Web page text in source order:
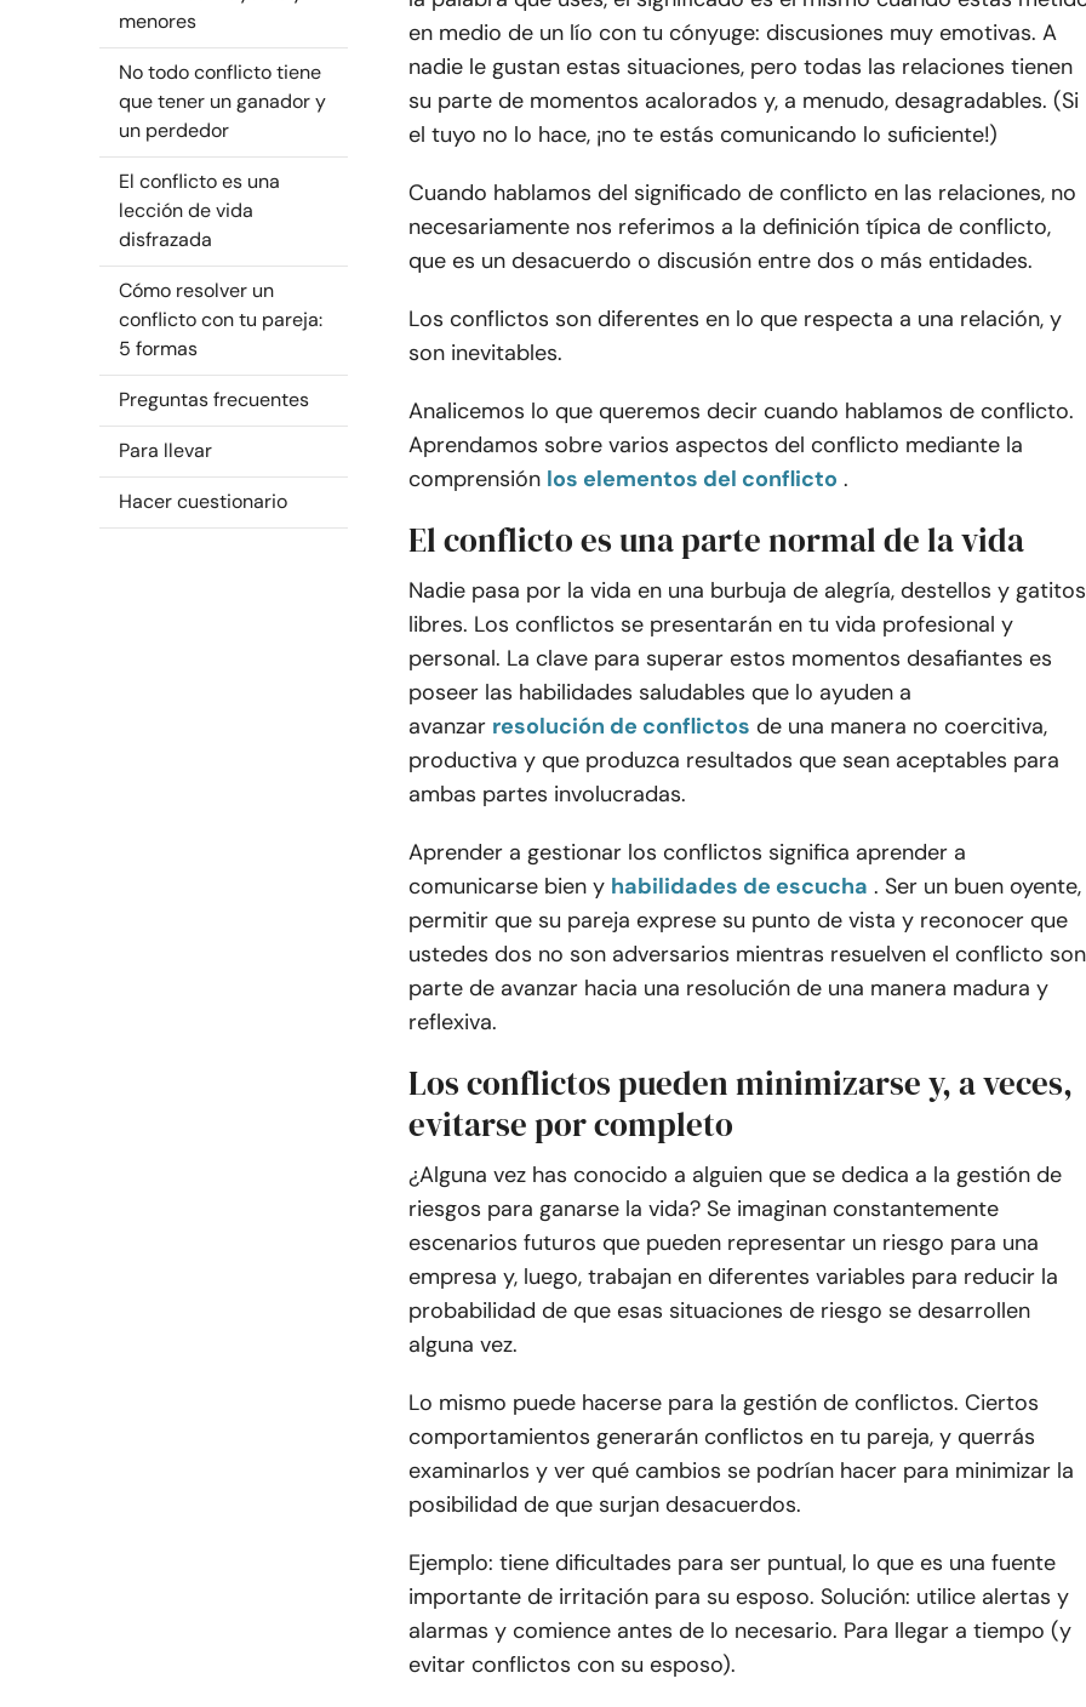
menores
No todo conflicto tiene
que tener un ganador y
un perdedor
El conflicto es una
lección de vida
disfrazada
Cómo resolver un
conflicto con tu pareja:
5 formas
Preguntas frecuentes
Para llevar
Hacer cuestionario
en medio de un lío con tu cónyuge: discusiones muy emotivas. A
nadie le gustan estas situaciones, pero todas las relaciones tienen
su parte de momentos acalorados y, a menudo, desagradables. (Si
el tuyo no lo hace, ¡no te estás comunicando lo suficiente!)
Cuando hablamos del significado de conflicto en las relaciones, no
necesariamente nos referimos a la definición típica de conflicto,
que es un desacuerdo o discusión entre dos o más entidades.
Los conflictos son diferentes en lo que respecta a una relación, y
son inevitables.
Analicemos lo que queremos decir cuando hablamos de conflicto.
Aprendamos sobre varios aspectos del conflicto mediante la
comprensión los elementos del conflicto .
El conflicto es una parte normal de la vida
Nadie pasa por la vida en una burbuja de alegría, destellos y gatitos
libres. Los conflictos se presentarán en tu vida profesional y
personal. La clave para superar estos momentos desafiantes es
poseer las habilidades saludables que lo ayuden a
avanzar resolución de conflictos de una manera no coercitiva,
productiva y que produzca resultados que sean aceptables para
ambas partes involucradas.
Aprender a gestionar los conflictos significa aprender a
comunicarse bien y habilidades de escucha . Ser un buen oyente,
permitir que su pareja exprese su punto de vista y reconocer que
ustedes dos no son adversarios mientras resuelven el conflicto son
parte de avanzar hacia una resolución de una manera madura y
reflexiva.
Los conflictos pueden minimizarse y, a veces,
evitarse por completo
¿Alguna vez has conocido a alguien que se dedica a la gestión de
riesgos para ganarse la vida? Se imaginan constantemente
escenarios futuros que pueden representar un riesgo para una
empresa y, luego, trabajan en diferentes variables para reducir la
probabilidad de que esas situaciones de riesgo se desarrollen
alguna vez.
Lo mismo puede hacerse para la gestión de conflictos. Ciertos
comportamientos generarán conflictos en tu pareja, y querrás
examinarlos y ver qué cambios se podrían hacer para minimizar la
posibilidad de que surjan desacuerdos.
Ejemplo: tiene dificultades para ser puntual, lo que es una fuente
importante de irritación para su esposo. Solución: utilice alertas y
alarmas y comience antes de lo necesario. Para llegar a tiempo (y
evitar conflictos con su esposo).